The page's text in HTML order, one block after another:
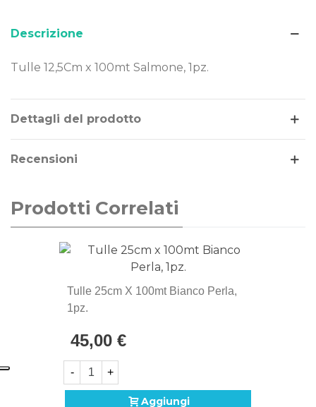
Descrizione
Tulle 12,5Cm x 100mt Salmone, 1pz.
Dettagli del prodotto
Recensioni
Prodotti Correlati
Tulle 25cm X 100mt Bianco Perla,
1pz.
45,00 €
- +
Aggiungi